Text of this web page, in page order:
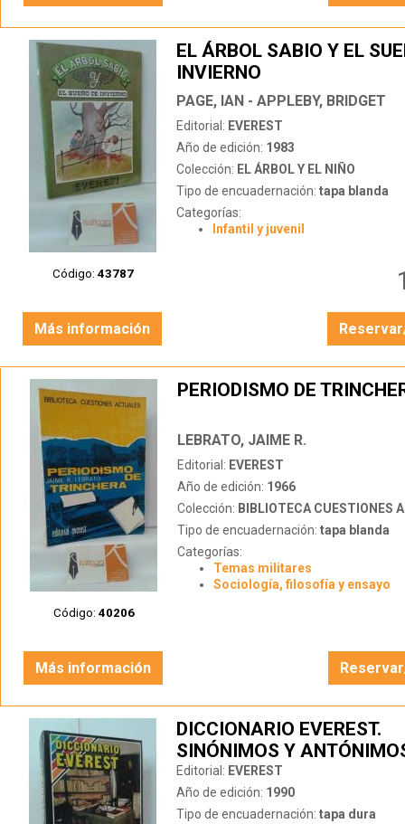
Código: 43787
EL ÁRBOL SABIO Y EL
INVIERNO
PAGE, IAN - APPLEBY, BRIDGET
Editorial: EVEREST
Año de edición: 1983
Colección: EL ÁRBOL Y EL NIÑO
Tipo de encuadernación: tapa blanda
Categorías:
Infantil y juvenil
Más información
Código: 40206
PERIODISMO DE
LEBRATO, JAIME R.
Editorial: EVEREST
Año de edición: 1966
Colección: BIBLIOTECA CUESTIONES
Tipo de encuadernación: tapa blanda
Categorías:
Temas militares
Sociología, filosofía y ensayo
Más información
DICCIONARIO EVEREST.
SINÓNIMOS Y
Editorial: EVEREST
Año de edición: 1990
Tipo de encuadernación: tapa dura